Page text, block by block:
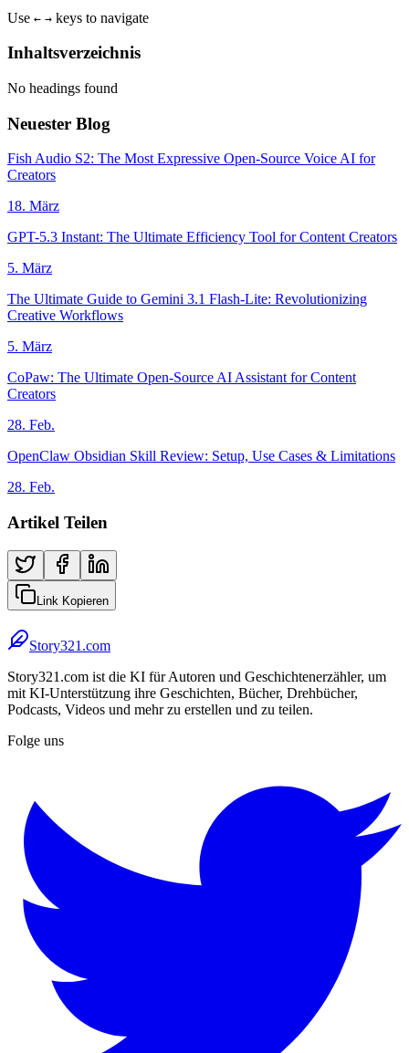
Use ← → keys to navigate
Inhaltsverzeichnis
No headings found
Neuester Blog
Fish Audio S2: The Most Expressive Open-Source Voice AI for
Creators
18. März
GPT-5.3 Instant: The Ultimate Efficiency Tool for Content Creators
5. März
The Ultimate Guide to Gemini 3.1 Flash-Lite: Revolutionizing
Creative Workflows
5. März
CoPaw: The Ultimate Open-Source AI Assistant for Content
Creators
28. Feb.
OpenClaw Obsidian Skill Review: Setup, Use Cases & Limitations
28. Feb.
Artikel Teilen
Link Kopieren
Story321.com
Story321.com ist die KI für Autoren und Geschichtenerzähler, um
mit KI-Unterstützung ihre Geschichten, Bücher, Drehbücher,
Podcasts, Videos und mehr zu erstellen und zu teilen.
Folge uns